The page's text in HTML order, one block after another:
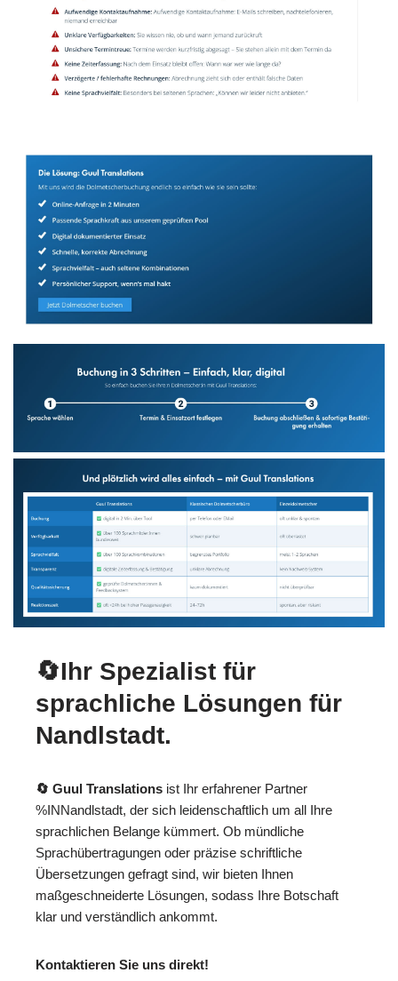
🔄Ihr Spezialist für
sprachliche Lösungen für
Nandlstadt.
🔄 Guul Translations ist Ihr erfahrener Partner
%INNandlstadt, der sich leidenschaftlich um all Ihre
sprachlichen Belange kümmert. Ob mündliche
Sprachübertragungen oder präzise schriftliche
Übersetzungen gefragt sind, wir bieten Ihnen
maßgeschneiderte Lösungen, sodass Ihre Botschaft
klar und verständlich ankommt.
Kontaktieren Sie uns direkt!